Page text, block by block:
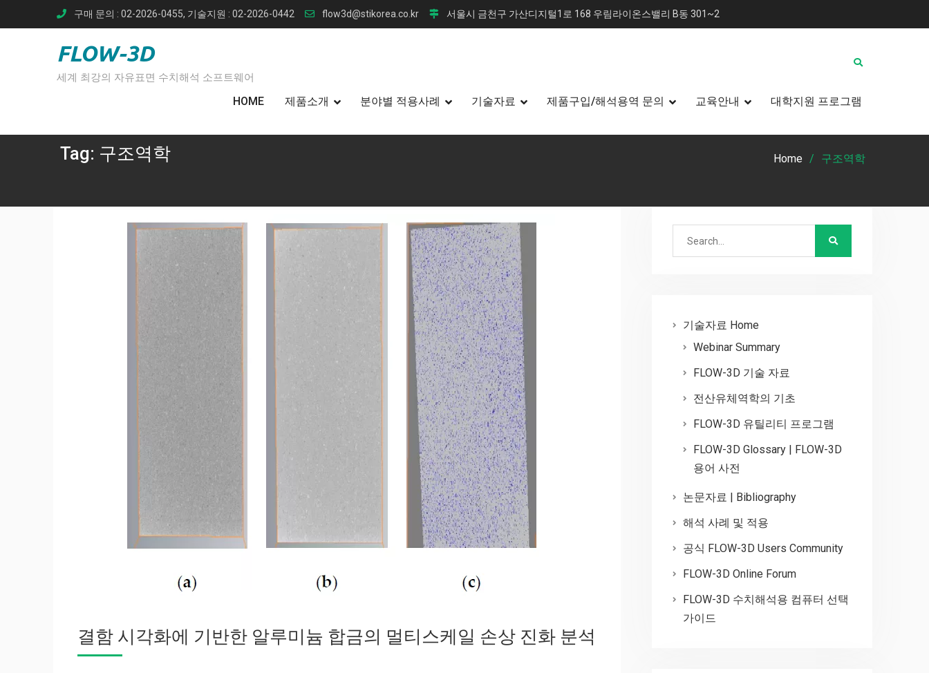
to
구매 문의 : 02-2026-0455, 기술지원 : 02-2026-0442 flow3d@stikorea.co.kr 서울시 금천구 가산디지털1로 168 우림라이온스밸리 B동 301~2
FLOW-3D
세계 최강의 자유표면 수치해석 소프트웨어
HOME 제품소개 분야별 적용사례 기술자료 제품구입/해석용역 문의 교육안내 대학지원 프로그램
Tag: 구조역학 Home 구조역학
결함 시각화에 기반한 알루미늄 합금의 멀티스케일 손상 진화 분석
기술자료 Home
Webinar Summary
FLOW-3D 기술 자료
전산유체역학의 기초
FLOW-3D 유틸리티 프로그램
FLOW-3D Glossary | FLOW-3D
용어 사전
논문자료 | Bibliography
해석 사례 및 적용
공식 FLOW-3D Users Community
FLOW-3D Online Forum
FLOW-3D 수치해석용 컴퓨터 선택
가이드